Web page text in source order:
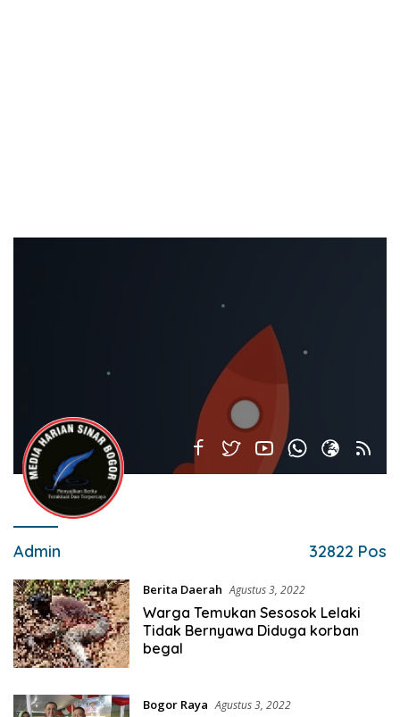
Admin 32822 Pos
Berita Daerah Agustus 3, 2022
Warga Temukan Sesosok Lelaki
Tidak Bernyawa Diduga korban
begal
Bogor Raya Agustus 3, 2022